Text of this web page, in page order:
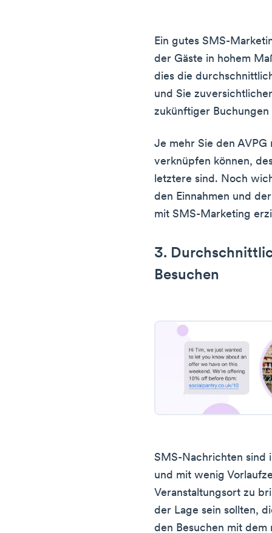
Ein gutes SMS-
der Gäste in hohem
dies die
und Sie
zukünftiger
Je mehr Sie den
verknüpfen können,
letztere sind. Noch
den Einnahmen und
mit SMS-Marketing
3.
Besuchen
SMS-Nachrichten sind
und mit wenig
Veranstaltungsort zu
der Lage sein sollten,
den Besuchen mit